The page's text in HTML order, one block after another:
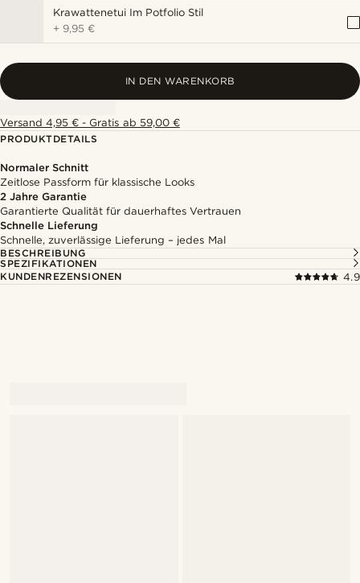
Krawattenetui Im Potfolio Stil
+ 9,95 €
IN DEN WARENKORB
Versand 4,95 € - Gratis ab 59,00 €
PRODUKTDETAILS
Normaler Schnitt
Zeitlose Passform für klassische Looks
2 Jahre Garantie
Garantierte Qualität für dauerhaftes Vertrauen
Schnelle Lieferung
Schnelle, zuverlässige Lieferung – jedes Mal
BESCHREIBUNG
SPEZIFIKATIONEN
KUNDENREZENSIONEN
4.9